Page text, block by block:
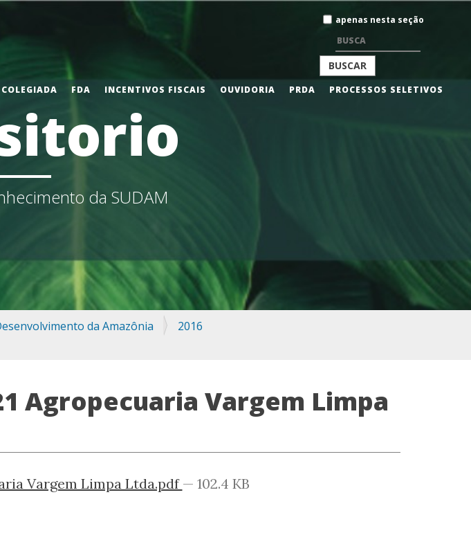
da SUDAM
Busca
apenas nesta seção
BUSCA
FDA INCENTIVOS FISCAIS OUVIDORIA PRDA PROCESSOS SELETIVOS
da Amazônia
2016
Agropecuaria Vargem Limpa
Vargem Limpa Ltda.pdf— 102.4 KB